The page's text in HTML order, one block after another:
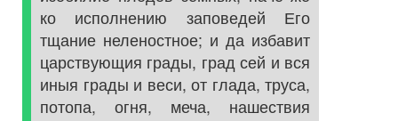
ко исполнению заповедей Его
тщание неленостное; и да избавит
царствующия грады, град сей и вся
иныя грады и веси, от глада, труса,
потопа, огня, меча, нашествия